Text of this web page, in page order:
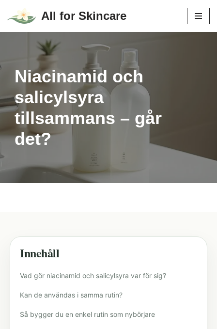
Hoppa
All for Skincare
Niacinamid och
salicylsyra
tillsammans – går
det?
Innehåll
Vad gör niacinamid och salicylsyra var för sig?
Kan de användas i samma rutin?
Så bygger du en enkel rutin som nybörjare